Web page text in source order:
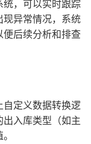
，可以实时跟踪
异常情况，系统
后续分析和排查
定义数据转换逻
入库类型（如主